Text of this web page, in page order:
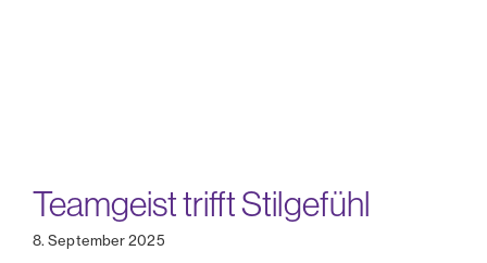
Teamgeist trifft Stilgefühl
8. September 2025